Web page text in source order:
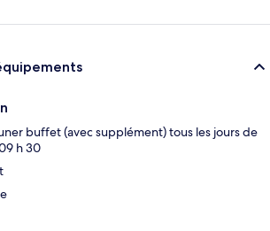
buffet (avec supplément) tous les jours de
h 30